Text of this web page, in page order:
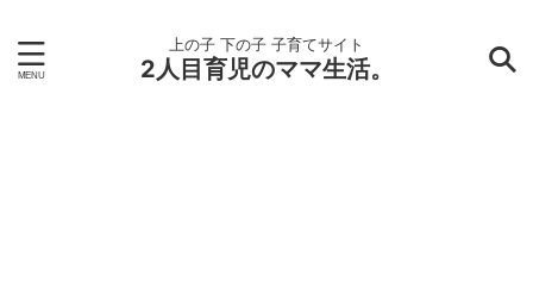
上の子 下の子 子育てサイト
2人目育児のママ生活。